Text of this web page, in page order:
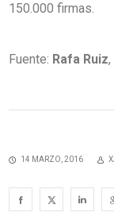
150.000 firmas.
Fuente: Rafa Ruiz,
14 MARZO, 2016